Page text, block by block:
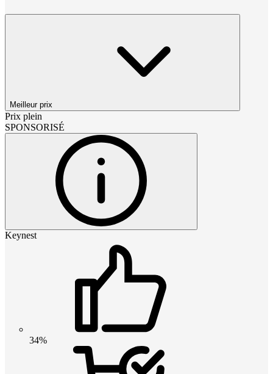
Meilleur prix
Prix plein
SPONSORISÉ
Keynest
34%